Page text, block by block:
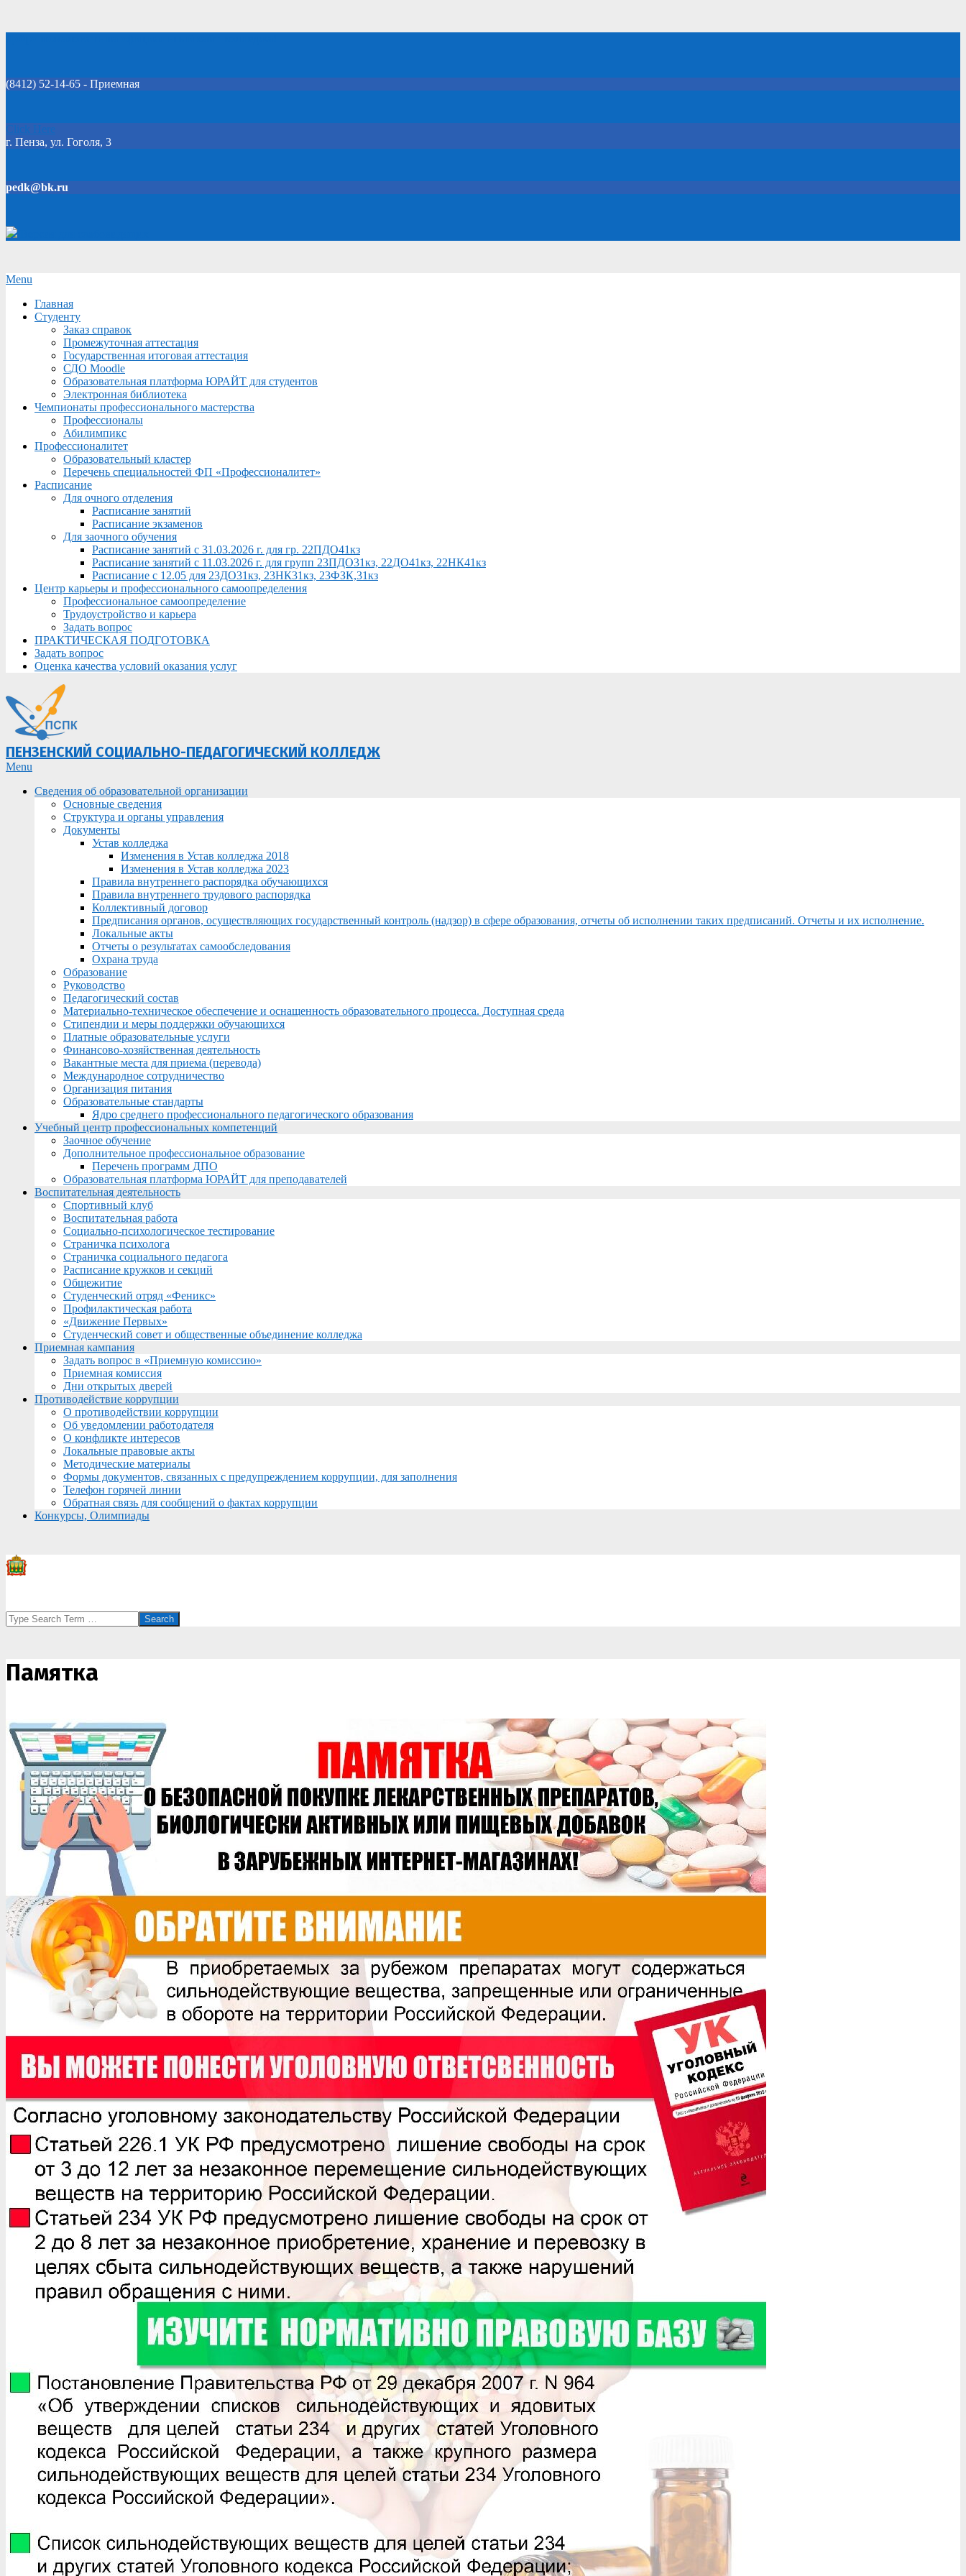
(8412) 52-14-65 - Приемная
Click Here
г. Пенза, ул. Гоголя, 3
pedk@bk.ru
Secondary
Menu
Menu
Главная
Студенту
Заказ справок
Промежуточная аттестация
Государственная итоговая аттестация
СДО Moodle
Образовательная платформа ЮРАЙТ для студентов
Электронная библиотека
Чемпионаты профессионального мастерства
Профессионалы
Абилимпикс
Профессионалитет
Образовательный кластер
Перечень специальностей ФП «Профессионалитет»
Расписание
Для очного отделения
Расписание занятий
Расписание экзаменов
Для заочного обучения
Расписание занятий с 31.03.2026 г. для гр. 22ПДО41кз
Расписание занятий с 11.03.2026 г. для групп 23ПДО31кз, 22ДО41кз, 22НК41кз
Расписание с 12.05 для 23ДО31кз, 23НК31кз, 23ФЗК,31кз
Центр карьеры и профессионального самоопределения
Профессиональное самоопределение
Трудоустройство и карьера
Задать вопрос
ПРАКТИЧЕСКАЯ ПОДГОТОВКА
Задать вопрос
Оценка качества условий оказания услуг
ПЕНЗЕНСКИЙ СОЦИАЛЬНО-ПЕДАГОГИЧЕСКИЙ КОЛЛЕДЖ
Primary
Menu
Menu
Сведения об образовательной организации
Основные сведения
Структура и органы управления
Документы
Устав колледжа
Изменения в Устав колледжа 2018
Изменения в Устав колледжа 2023
Правила внутреннего распорядка обучающихся
Правила внутреннего трудового распорядка
Коллективный договор
Предписания органов, осуществляющих государственный контроль (надзор) в сфере образования, отчеты об исполнении таких предписаний. Отчеты и их исполнение.
Локальные акты
Отчеты о результатах самообследования
Охрана труда
Образование
Руководство
Педагогический состав
Материально-техническое обеспечение и оснащенность образовательного процесса. Доступная среда
Стипендии и меры поддержки обучающихся
Платные образовательные услуги
Финансово-хозяйственная деятельность
Вакантные места для приема (перевода)
Международное сотрудничество
Организация питания
Образовательные стандарты
Ядро среднего профессионального педагогического образования
Учебный центр профессиональных компетенций
Заочное обучение
Дополнительное профессиональное образование
Перечень программ ДПО
Образовательная платформа ЮРАЙТ для преподавателей
Воспитательная деятельность
Спортивный клуб
Воспитательная работа
Социально-психологическое тестирование
Страничка психолога
Страничка социального педагога
Расписание кружков и секций
Общежитие
Студенческий отряд «Феникс»
Профилактическая работа
«Движение Первых»
Студенческий совет и общественные объединение колледжа
Приемная кампания
Задать вопрос в «Приемную комиссию»
Приемная комиссия
Дни открытых дверей
Противодействие коррупции
О противодействии коррупции
Об уведомлении работодателя
О конфликте интересов
Локальные правовые акты
Методические материалы
Формы документов, связанных с предупреждением коррупции, для заполнения
Телефон горячей линии
Обратная связь для сообщений о фактах коррупции
Конкурсы, Олимпиады
Search
Памятка